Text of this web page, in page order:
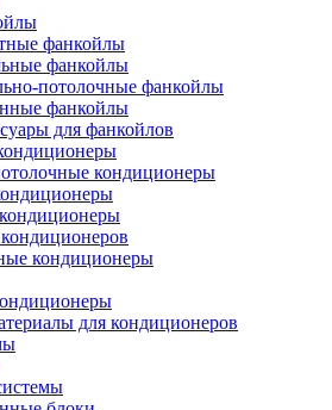
фанкойлы
фанкойлы
потолочные фанкойлы
фанкойлы
для фанкойлов
кондиционеры
кондиционеры
для кондиционеров